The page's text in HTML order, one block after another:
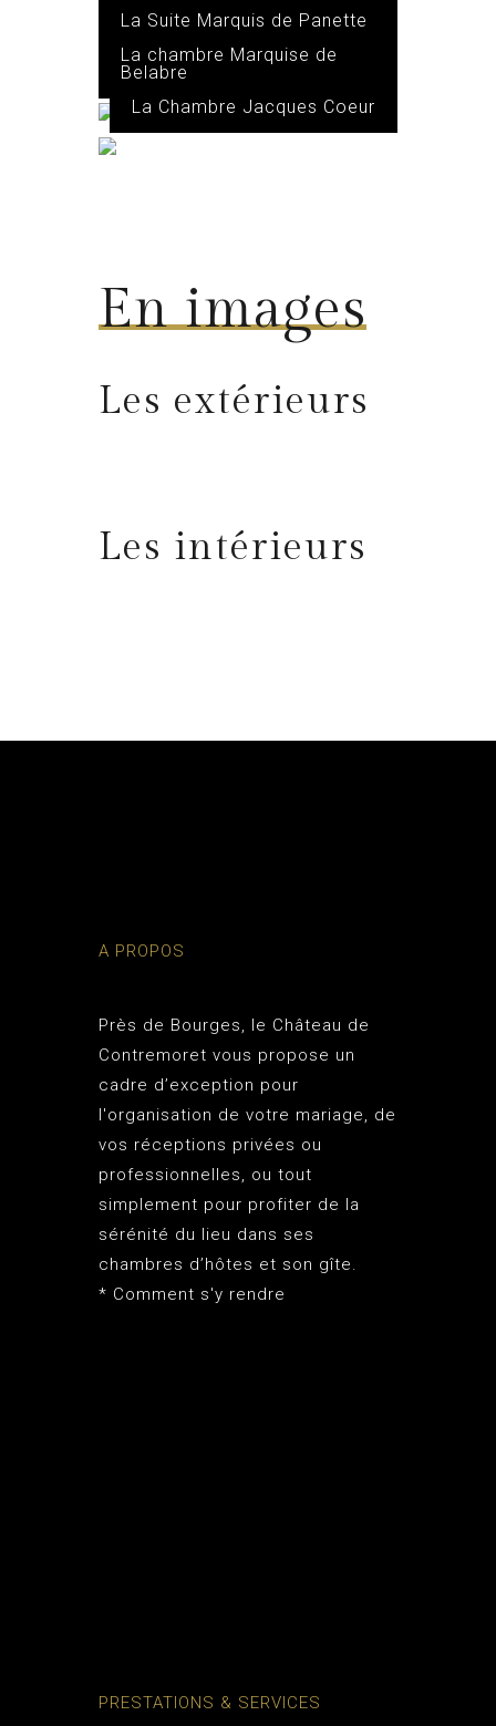
La Suite Marquis de Panette
La chambre Marquise de
Belabre
La Chambre Jacques Coeur
En images
Les extérieurs
Les intérieurs
A PROPOS
Près de Bourges, le Château de
Contremoret vous propose un
cadre d’exception pour
l'organisation de votre mariage, de
vos réceptions privées ou
professionnelles, ou tout
simplement pour profiter de la
sérénité du lieu dans ses
chambres d’hôtes et son gîte.
* Comment s'y rendre
PRESTATIONS & SERVICES